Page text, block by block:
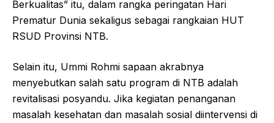
Berkualitas” itu, dalam rangka peringatan Hari
Prematur Dunia sekaligus sebagai rangkaian HUT
RSUD Provinsi NTB.
Selain itu, Ummi Rohmi sapaan akrabnya
menyebutkan salah satu program di NTB adalah
revitalisasi posyandu. Jika kegiatan penanganan
masalah kesehatan dan masalah sosial diintervensi di